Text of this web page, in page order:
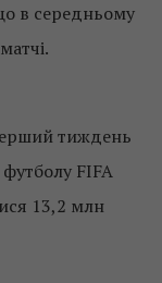
в середньому
тиждень
футболу FIFA
13,2 млн